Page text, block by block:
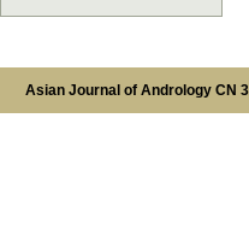
Asian Journal of Andrology